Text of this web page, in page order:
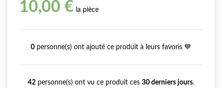
10,00 € la pièce
0 personne(s) ont ajouté ce produit à leurs favoris 💙
42 personne(s) ont vu ce produit ces 30 derniers jours.